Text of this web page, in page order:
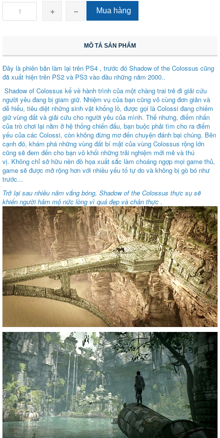
Mua hàng
MÔ TẢ SẢN PHẨM
Đây là phiên bản làm lại trên PS4 , trước đó Shadow of the Colossus cũng
đã xuất hiện trên PS2 và PS3 vào đầu những năm 2000..
Shadow of Colossus kể về hành trình của một chàng trai trẻ đi giải cứu
người yêu đang bị giam giữ. Nhiệm vụ của bạn cũng vô cùng đơn giản và
dễ hiểu, tiêu diệt những sinh vật khổng lồ, được gọi là Colossi đang chiếm
giữ vùng đất và giải cứu cho người yêu của mình. Thế nhưng, điểm nhấn
của trò chơi lại nằm ở hệ thống chiến đấu, bạn buộc phải tìm cho ra điểm
yếu của các Colossi, còn không đừng mơ đến chuyện đánh bại chúng. Bên
cạnh đó, khám phá những vùng đất bí mật của vùng Colossus rộng lớn
cũng sẽ đem đến cho bạn vô khối những trải nghiệm mới mẻ và thú
vị. Không chỉ sở hữu nền đồ họa xuất sắc làm choáng ngợp mọi game thủ,
game sẽ được mở rộng hơn với nhiều yếu tố tự do và không bị gò bó như
trước...
Trở lại sau nhiều năm vắng bóng, Shadow of the Colossus thực sụ sẽ
khiến người hâm mộ nức lòng vì quá đẹp và chân thực .